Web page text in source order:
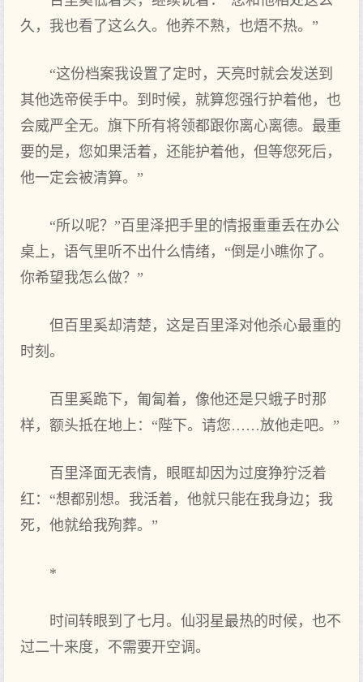
久，我也看了这么久。他养不熟，也焐不热。”
“这份档案我设置了定时，天亮时就会发送到
其他选帝侯手中。到时候，就算您强行护着他，也
会威严全无。旗下所有将领都跟你离心离德。最重
要的是，您如果活着，还能护着他，但等您死后，
他一定会被清算。”
“所以呢？”百里泽把手里的情报重重丢在办公
桌上，语气里听不出什么情绪，“倒是小瞧你了。
你希望我怎么做？”
但百里奚却清楚，这是百里泽对他杀心最重的
时刻。
百里奚跪下，匍匐着，像他还是只蛾子时那
样，额头抵在地上：“陛下。请您……放他走吧。”
百里泽面无表情，眼眶却因为过度狰狞泛着
红：“想都别想。我活着，他就只能在我身边；我
死，他就给我殉葬。”
*
时间转眼到了七月。仙羽星最热的时候，也不
过二十来度，不需要开空调。